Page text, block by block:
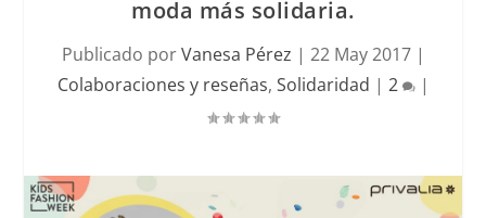
moda más solidaria.
Publicado porVanesa Pérez | 22 May 2017|
Colaboraciones y reseñas, Solidaridad | 2 |